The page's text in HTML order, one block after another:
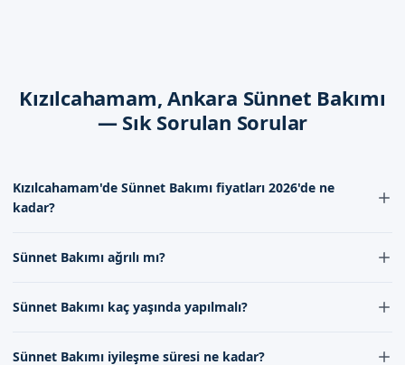
Dikkat Edilmesi Gerekenler
etmektir.
Sünnetçim, uzman doktorumuz ve hijyenik ortamımız
sayesinde, en iyi hizmeti veriyoruz. Randevu formumuzdan
Kızılcahamam, Ankara Sünnet Bakımı
— Sık Sorulan Sorular
Kızılcahamam'de Sünnet Bakımı fiyatları 2026'de ne
kadar?
uygulanacak işleme göre değişmekle birlikte, bizim uzman
iletişim formumuzdan bize ulaşabilirsiniz.
Sünnet Bakımı ağrılı mı?
tarafından gerekli önlemler alınır, böylece ağrı minimum seviyeye
yapılabilmektedir.
Sünnet Bakımı kaç yaşında yapılmalı?
tercihlerine göre belirlenir. Kızılcahamam'deki uzman ekibimiz, bu
Sünnet Bakımı iyileşme süresi ne kadar?